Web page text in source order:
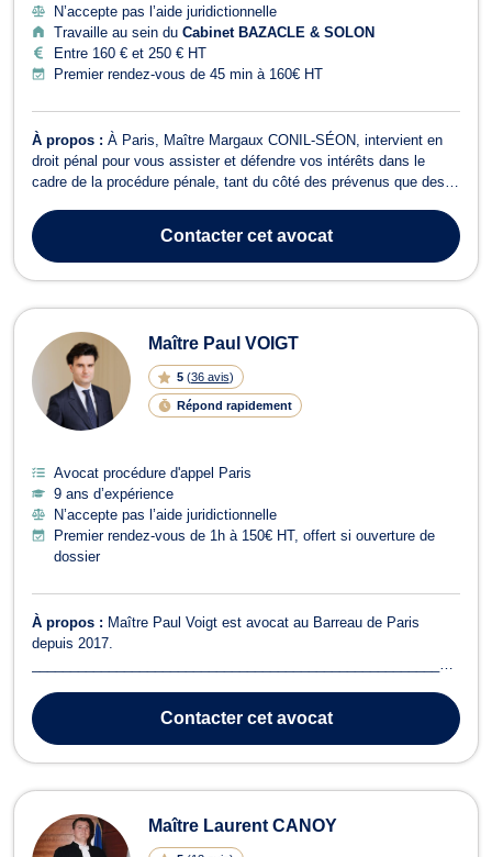
N’accepte pas l’aide juridictionnelle
Travaille au sein du Cabinet BAZACLE & SOLON
Entre 160 € et 250 € HT
Premier rendez-vous de 45 min à 160€ HT
À propos : À Paris, Maître Margaux CONIL-SÉON, intervient en
droit pénal pour vous assister et défendre vos intérêts dans le
cadre de la procédure pénale, tant du côté des prévenus que des
à vue, d’une mise en examen, d’une comparution immédiate, d’une
détention provisoi...
Contactercet avocat
Maître Paul VOIGT
5 (36 avis)
Répond rapidement
Avocat procédure d'appel Paris
9 ans d’expérience
N’accepte pas l’aide juridictionnelle
Premier rendez-vous de 1h à 150€ HT, offert si ouverture de
dossier
À propos : Maître Paul Voigt est avocat au Barreau de Paris
depuis 2017.
procédure pénale. Celui-ci intervient devant les juridictions
françaises, auprès des particuliers et personnes morales qu’il
défend, à toutes ...
Contactercet avocat
Maître Laurent CANOY